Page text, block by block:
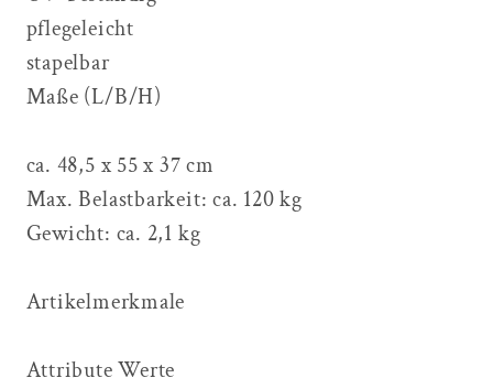
pflegeleicht
stapelbar
Maße (L/B/H)
ca. 48,5 x 55 x 37 cm
Max. Belastbarkeit: ca. 120 kg
Gewicht: ca. 2,1 kg
Artikelmerkmale
Attribute Werte